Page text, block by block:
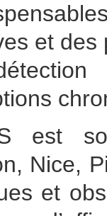
et
est
Nice,
et